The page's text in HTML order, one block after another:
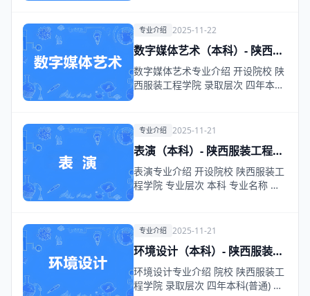
专业介绍 2025-11-22
数字媒体艺术（本科）- 陕西服
装工程学院
数字媒体艺术专业介绍 开设院校 陕
西服装工程学院 录取层次 四年本科
专业介绍 2025-11-21
表演（本科）- 陕西服装工程学
院
表演专业介绍 开设院校 陕西服装工
程学院 专业层次 本科 专业名称 表
专业介绍 2025-11-21
环境设计（本科）- 陕西服装工
程学院
环境设计专业介绍 院校 陕西服装工
程学院 录取层次 四年本科(普通) 专